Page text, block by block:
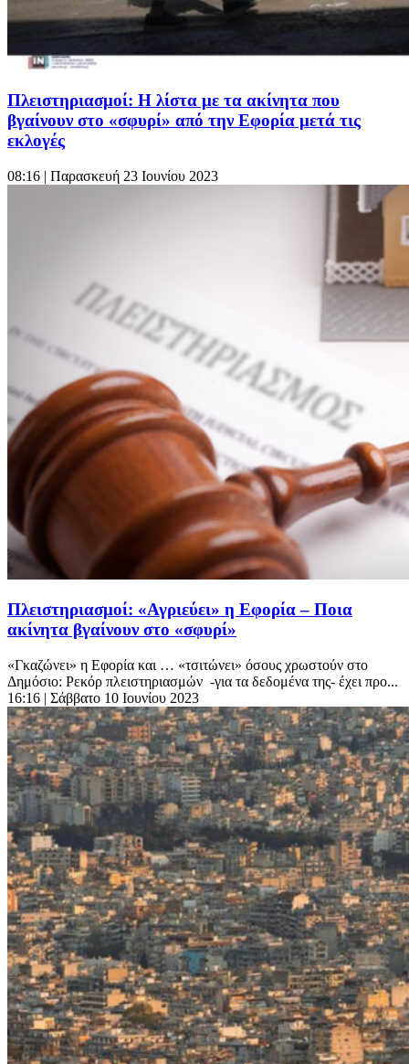
Πλειστηριασμοί: Η λίστα με τα ακίνητα που
βγαίνουν στο «σφυρί» από την Εφορία μετά τις
εκλογές
08:16 | Παρασκευή 23 Ιουνίου 2023
Πλειστηριασμοί: «Αγριεύει» η Εφορία – Ποια
ακίνητα βγαίνουν στο «σφυρί»
«Γκαζώνει» η Εφορία και … «τσιτώνει» όσους χρωστούν στο
Δημόσιο: Ρεκόρ πλειστηριασμών -για τα δεδομένα της- έχει προ...
16:16 | Σάββατο 10 Ιουνίου 2023